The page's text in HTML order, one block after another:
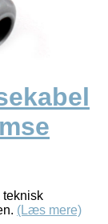
teknisk
(Læs mere)